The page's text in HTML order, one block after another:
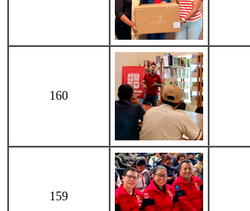
160
159